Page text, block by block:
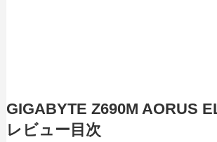
GIGABYTE Z690M AORUS
レビュー目次